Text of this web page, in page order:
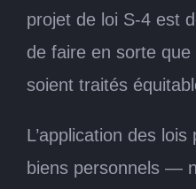
projet de loi S-4 est
de faire en sorte
soient traités
L’application des
biens personnels —